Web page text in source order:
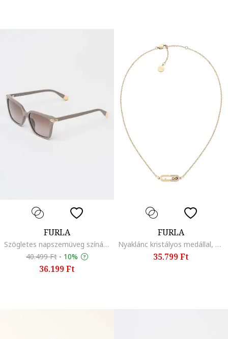
FURLA
Szögletes napszemüveg színátmenetes lencsékkel, Világos tópbarna
40.499 Ft - 10%
36.199 Ft
FURLA
Nyaklánc kristályos medállal, Aranyszín
35.799 Ft